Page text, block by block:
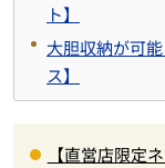
ト】
大胆収納が可
ス】
【直営店限定